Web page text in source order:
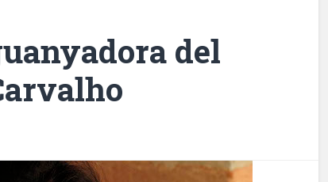
del